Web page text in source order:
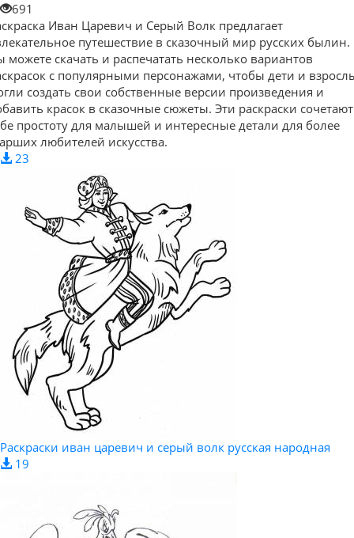
691
Иван Царевич и Серый Волк предлагает
путешествие в сказочный мир русских былин.
можете скачать и распечатать несколько вариантов
с популярными персонажами, чтобы дети и
создать свои собственные версии произведения и
красок в сказочные сюжеты. Эти раскраски
простоту для малышей и интересные детали для более
любителей искусства.
23
Раскраски иван царевич и серый волк русская народная
19